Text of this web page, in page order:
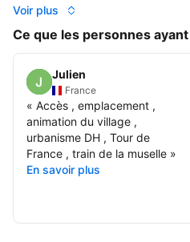
Voir plus
Ce que les personnes
Julien
France
« Accès , emplacement ,
animation du village ,
urbanisme DH , Tour de
France , train de la muselle »
En savoir plus